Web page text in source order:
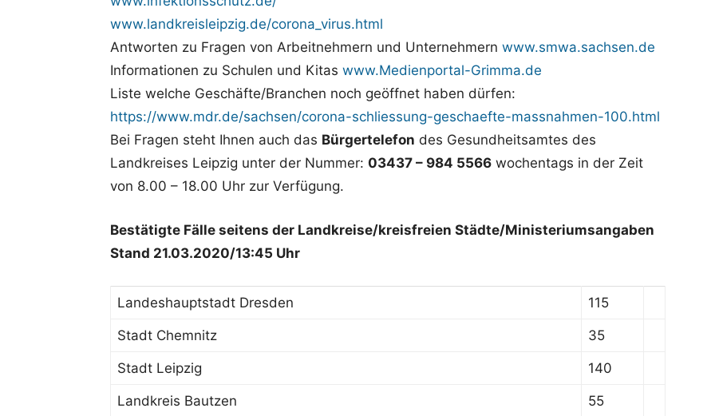
www.landkreisleipzig.de/corona_virus.html
Antworten zu Fragen von Arbeitnehmern und Unternehmern www.smwa.sachsen.de
Informationen zu Schulen und Kitas www.Medienportal-Grimma.de
Liste welche Geschäfte/Branchen noch geöffnet haben dürfen:
https://www.mdr.de/sachsen/corona-schliessung-geschaefte-massnahmen-100.html
Bei Fragen steht Ihnen auch das Bürgertelefon des Gesundheitsamtes des
Landkreises Leipzig unter der Nummer: 03437 – 984 5566 wochentags in der Zeit
von 8.00 – 18.00 Uhr zur Verfügung.
Bestätigte Fälle seitens der Landkreise/kreisfreien Städte/Ministeriumsangaben
Stand 21.03.2020/13:45 Uhr
Landeshauptstadt Dresden 115
Stadt Chemnitz 35
Stadt Leipzig 140
Landkreis Bautzen 55